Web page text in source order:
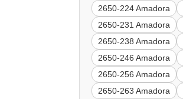
2650-224 Amadora
2650-231 Amadora
2650-238 Amadora
2650-246 Amadora
2650-256 Amadora
2650-263 Amadora